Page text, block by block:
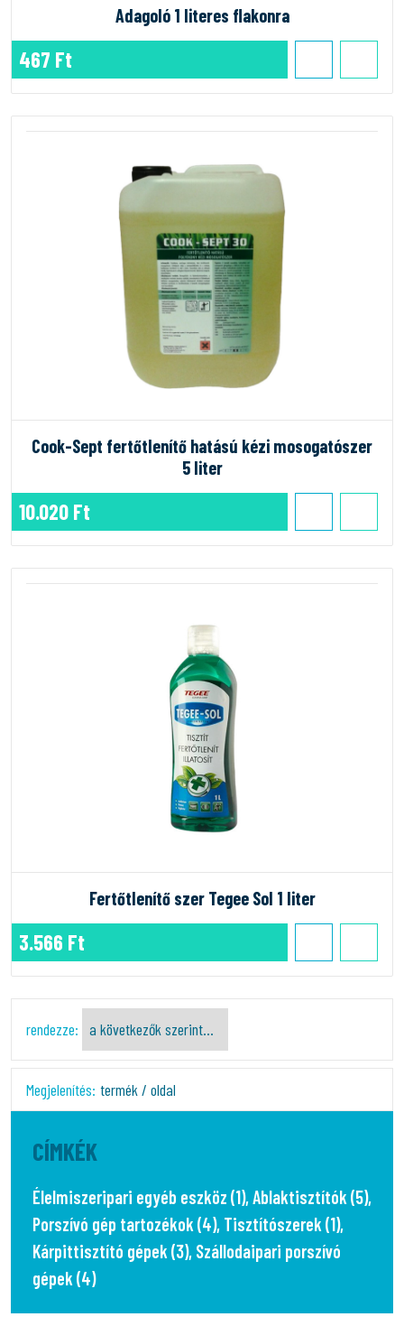
Adagoló 1 literes flakonra
467 Ft
Cook-Sept fertőtlenítő hatású kézi mosogatószer
5 liter
10.020 Ft
Fertőtlenítő szer Tegee Sol 1 liter
3.566 Ft
rendezze:
Megjelenítés: termék / oldal
CÍMKÉK
Élelmiszeripari egyéb eszköz (1),Ablaktisztítók (5),
Porszívó gép tartozékok (4), Tisztítószerek (1),
Kárpittisztító gépek (3), Szállodaipari porszívó
gépek (4)